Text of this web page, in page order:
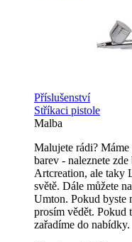
Příslušenství
Stříkaci pistole
Malba
Malujete rádi?
barev - naleznete
Artcreation, ale taky
světě. Dále můžete
Umton. Pokud byste
prosím vědět. Pokud
zařadíme do nabídky.